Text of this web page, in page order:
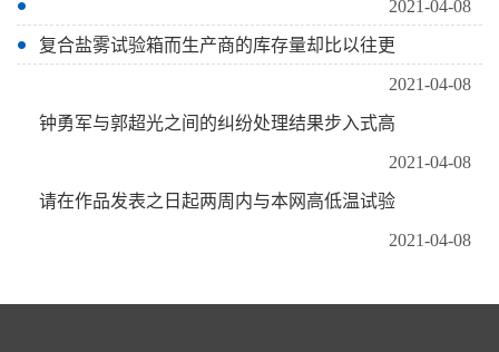
2021-04-08
复合盐雾试验箱而生产商的库存量却比以往更
2021-04-08
钟勇军与郭超光之间的纠纷处理结果步入式高
2021-04-08
请在作品发表之日起两周内与本网高低温试验
2021-04-08